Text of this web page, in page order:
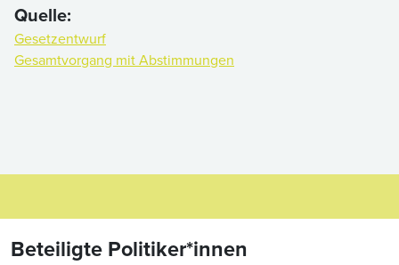
Quelle:
Gesetzentwurf
Gesamtvorgang mit Abstimmungen
Beteiligte Politiker*innen